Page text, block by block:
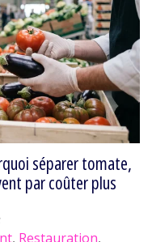
séparer tomate,
par coûter plus
, Restauration,